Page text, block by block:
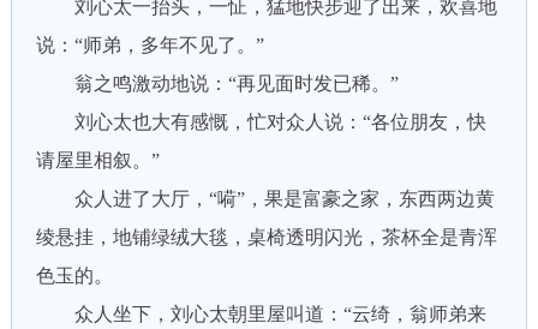
刘心太一抬头，一怔，猛地快步迎了出来，欢喜地
说：“师弟，多年不见了。”
翁之鸣激动地说：“再见面时发已稀。”
刘心太也大有感慨，忙对众人说：“各位朋友，快
请屋里相叙。”
众人进了大厅，“嗬”，果是富豪之家，东西两边黄
绫悬挂，地铺绿绒大毯，桌椅透明闪光，茶杯全是青浑
色玉的。
众人坐下，刘心太朝里屋叫道：“云绮，翁师弟来